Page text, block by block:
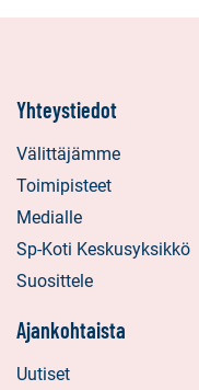
Yhteystiedot
Välittäjämme
Toimipisteet
Medialle
Sp-Koti Keskusyksikkö
Suosittele
Ajankohtaista
Uutiset